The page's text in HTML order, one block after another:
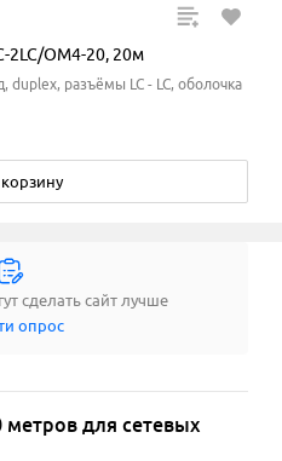
2LC/OM4-20, 20м
duplex, разъёмы LC - LC, оболочка
сделать сайт лучше
опрос
для сетевых